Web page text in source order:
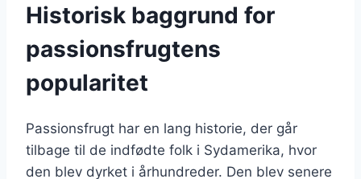
Historisk baggrund for
passionsfrugtens
popularitet
Passionsfrugt har en lang historie, der går
tilbage til de indfødte folk i Sydamerika, hvor
den blev dyrket i århundreder. Den blev senere